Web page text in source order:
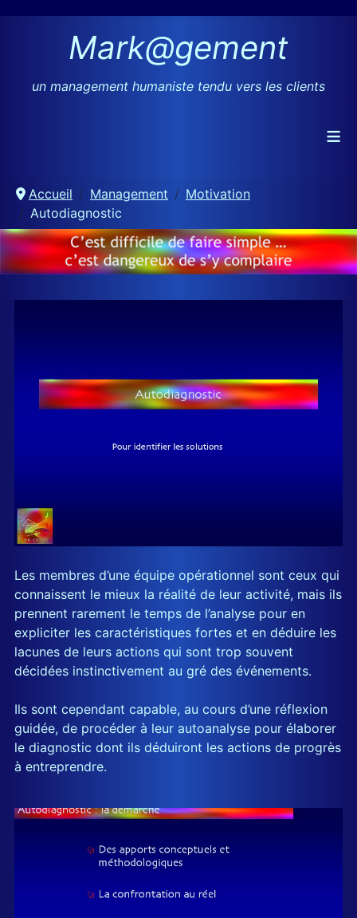
Mark@gement
un management humaniste tendu vers les clients
≡
Accueil Management
Motivation
Autodiagnostic
Les membres d’une équipe opérationnel sont ceux qui
connaissent le mieux la réalité de leur activité, mais ils
prennent rarement le temps de l’analyse pour en
expliciter les caractéristiques fortes et en déduire les
lacunes de leurs actions qui sont trop souvent
décidées instinctivement au gré des événements.
Ils sont cependant capable, au cours d’une réflexion
guidée, de procéder à leur autoanalyse pour élaborer
le diagnostic dont ils déduiront les actions de progrès
à entreprendre.